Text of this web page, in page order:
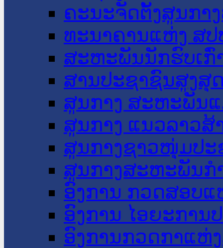
ຄະນະຈັດຕັ້ງສູນກາ
ທະນາຄານແຫ່ງ ສປ
ສະຫະພັນນັກຮົບເກົ່
ສານປະຊາຊົນສູງສຸ
ສູນກາງ ສະຫະພັນ
ສູນກາງ ແນວລາວສ້
ສູນກາງຊາວໜຸ່ມປະ
ສູນກາງສະຫະພັນກ
ອົງການ ກວດສອບແ
ອົງການ ໄອຍະການ
ອົງການກວດກາແຫ່